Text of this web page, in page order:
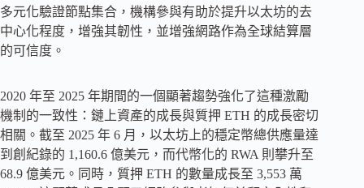
多元化驗證節點集合，機構參與有助於提升以太坊的去
中心化程度，增強其韌性，並增強網路作為全球結算層
的可信度。
2020 年至 2025 年期間的一個顯著趨勢強化了這種激勵
機制的一致性：鏈上資產的成長與質押 ETH 的成長密切
相關。截至 2025 年 6 月，以太坊上的穩定幣總供應量達
到創紀錄的 1,160.6 億美元，而代幣化的 RWA 則攀升至
68.9 億美元。同時，質押 ETH 的數量成長至 3,553 萬